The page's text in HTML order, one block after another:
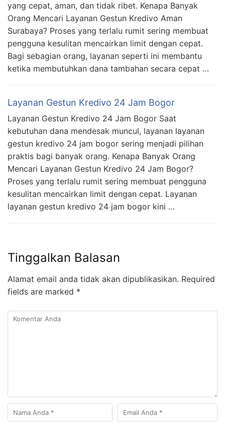
yang cepat, aman, dan tidak ribet. Kenapa Banyak
Orang Mencari Layanan Gestun Kredivo Aman
Surabaya? Proses yang terlalu rumit sering membuat
pengguna kesulitan mencairkan limit dengan cepat.
Bagi sebagian orang, layanan seperti ini membantu
ketika membutuhkan dana tambahan secara cepat …
Layanan Gestun Kredivo 24 Jam Bogor
Layanan Gestun Kredivo 24 Jam Bogor Saat
kebutuhan dana mendesak muncul, layanan layanan
gestun kredivo 24 jam bogor sering menjadi pilihan
praktis bagi banyak orang. Kenapa Banyak Orang
Mencari Layanan Gestun Kredivo 24 Jam Bogor?
Proses yang terlalu rumit sering membuat pengguna
kesulitan mencairkan limit dengan cepat. Layanan
layanan gestun kredivo 24 jam bogor kini …
Tinggalkan Balasan
Alamat email anda tidak akan dipublikasikan. Required
fields are marked *